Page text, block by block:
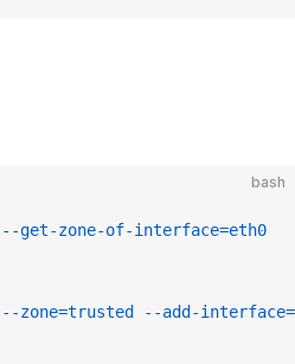
bash
--get-zone-of-interface=eth0
--zone=trusted --add-